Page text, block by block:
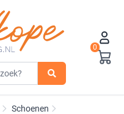
0
Schoenen